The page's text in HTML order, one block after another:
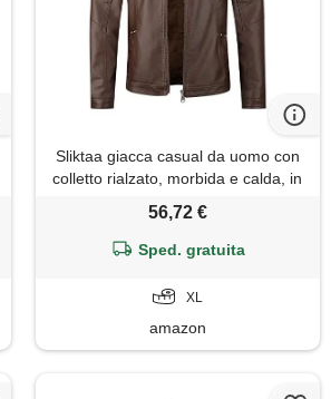
Sliktaa giacca casual da uomo con
colletto rialzato, morbida e calda, in
2, xl
56,72 €
Sped. gratuita
XL
amazon